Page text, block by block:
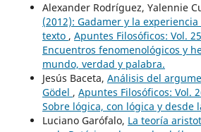
Alexander Rodríguez, Yalennie
(2012): Gadamer y la
texto , Apuntes Filosóficos: Vol.
Encuentros fenomenológicos y
mundo, verdad y palabra.
Jesús Baceta, Análisis del
Gödel , Apuntes Filosóficos: Vol.
Sobre lógica, con lógica y desde
Luciano Garófalo, La teoría